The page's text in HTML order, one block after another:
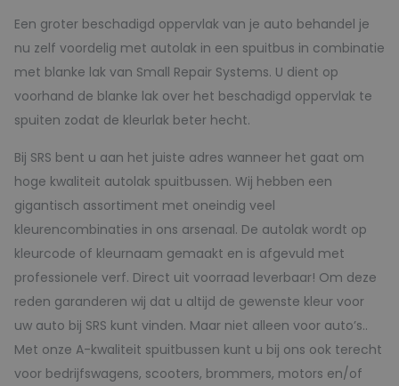
Een groter beschadigd oppervlak van je auto behandel je
nu zelf voordelig met autolak in een spuitbus in combinatie
met blanke lak van Small Repair Systems. U dient op
voorhand de blanke lak over het beschadigd oppervlak te
spuiten zodat de kleurlak beter hecht.
Bij SRS bent u aan het juiste adres wanneer het gaat om
hoge kwaliteit autolak spuitbussen. Wij hebben een
gigantisch assortiment met oneindig veel
kleurencombinaties in ons arsenaal. De autolak wordt op
kleurcode of kleurnaam gemaakt en is afgevuld met
professionele verf. Direct uit voorraad leverbaar! Om deze
reden garanderen wij dat u altijd de gewenste kleur voor
uw auto bij SRS kunt vinden. Maar niet alleen voor auto’s..
Met onze A-kwaliteit spuitbussen kunt u bij ons ook terecht
voor bedrijfswagens, scooters, brommers, motors en/of